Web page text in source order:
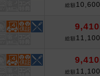
総額 10,600
9,410
総額 11,100
9,410
総額 11,100